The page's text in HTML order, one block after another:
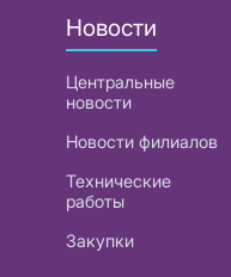
Новости
Центральные
новости
Новости филиалов
Технические
работы
Закупки